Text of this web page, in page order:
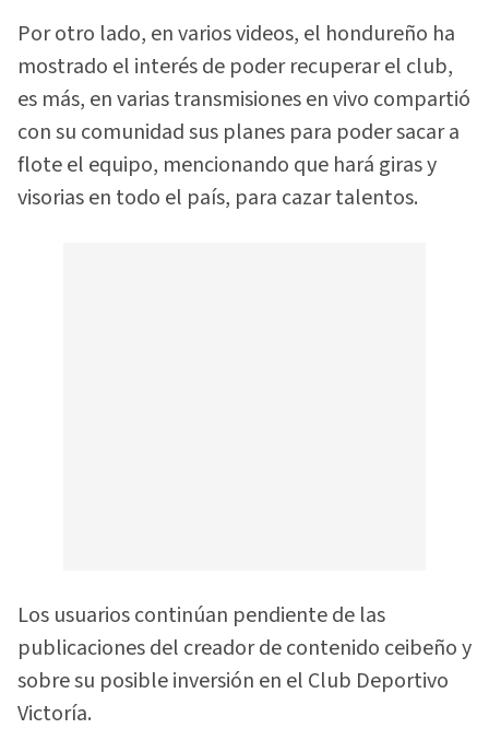
Por otro lado, en varios videos, el hondureño ha
mostrado el interés de poder recuperar el club,
es más, en varias transmisiones en vivo compartió
con su comunidad sus planes para poder sacar a
flote el equipo, mencionando que hará giras y
visorias en todo el país, para cazar talentos.
Los usuarios continúan pendiente de las
publicaciones del creador de contenido ceibeño y
sobre su posible inversión en el Club Deportivo
Victoría.